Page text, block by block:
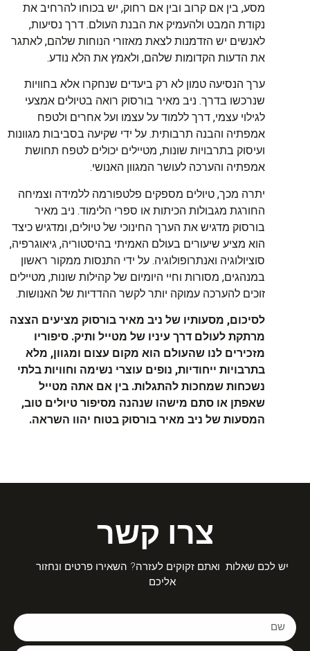
מסע, בין אם קרוב ובין אם רחוק, יש בכוחו להרחיב את
נקודת המבט ולהעמיק את הבנת העולם. דרך נסיעות,
לאנשים יש הזדמנות לצאת מאזורי הנוחות שלהם, לאתגר
את הדעות הקדומות שלהם, ולאמץ את הלא נודע.
ערך הנסיעה טמון לא רק ביעדים שנחקרו אלא בחוויות
שנרכשו בדרך. ניב מאיר בורסוק רואה בטיולים אמצעי
לגילוי עצמי, דרך ללמוד על עצמו ועל אחרים ולטפח
אמפתיה והבנה תרבותית. על ידי שקיעה בסביבות מגוונות
ועיסוק בתרבויות שונות, מטיילים יכולים לטפח תחושת
אמפתיה והערכה לעושר המגוון האנושי.
יתרה מכך, טיולים מספקים פלטפורמה ללמידה וצמיחה
החורגת מגבולות הכיתות או ספרי הלימוד. ניב מאיר
בורסוק מדגיש את הערך החינוכי של טיולים, ומדגיש כיצד
הוא מציע שיעורים בעולם האמיתי בהיסטוריה, גיאוגרפיה,
סוציולוגיה ואנתרופולוגיה. על ידי התנסות ממקור ראשון
במנהגים, מסורות וחיי היומיום של קהילות שונות, מטיילים
זוכים להערכה עמוקה יותר לקשר ההדדיות של האנושות.
לסיכום, מסעותיו של ניב מאיר בורסוק מציעים הצצה
מרתקת לעולם דרך עיניו של מטייל ותיק. סיפוריו
מזכירים לנו שהעולם הוא מקום עצום ומגוון, מלא
בתרבויות ייחודיות, נופים עוצרי נשימה וחוויות בלתי
נשכחות שמחכות להתגלות. בין אם אתה מטייל
שאפתן או סתם מישהו שנהנה מסיפור טיולים טוב,
המסעות של ניב מאיר בורסוק בטוח יהוו השראה.
צרו קשר
יש לכם שאלות ואתם זקוקים לעזרה? השאירו פרטים ונחזור
אליכם